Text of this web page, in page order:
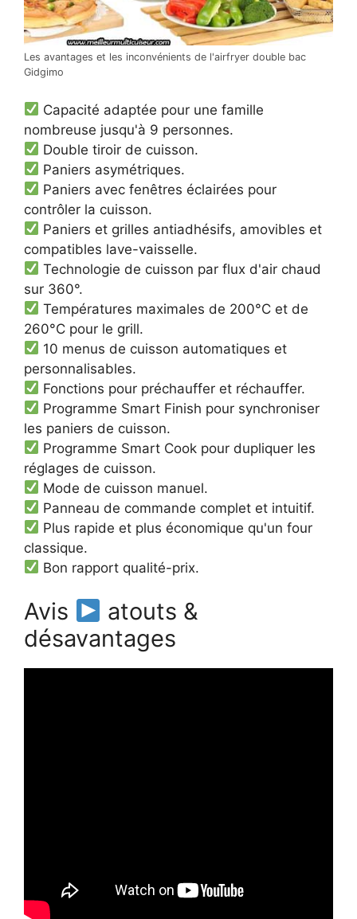
Les avantages et les inconvénients de l'airfryer double bac
Gidgimo
Capacité adaptée pour une famille
nombreuse jusqu'à 9 personnes.
Double tiroir de cuisson.
Paniers asymétriques.
Paniers avec fenêtres éclairées pour
contrôler la cuisson.
Paniers et grilles antiadhésifs, amovibles et
compatibles lave-vaisselle.
Technologie de cuisson par flux d'air chaud
sur 360°.
Températures maximales de 200°C et de
260°C pour le grill.
10 menus de cuisson automatiques et
personnalisables.
Fonctions pour préchauffer et réchauffer.
Programme Smart Finish pour synchroniser
les paniers de cuisson.
Programme Smart Cook pour dupliquer les
réglages de cuisson.
Mode de cuisson manuel.
Panneau de commande complet et intuitif.
Plus rapide et plus économique qu'un four
classique.
Bon rapport qualité-prix.
Avis
atouts &
désavantages